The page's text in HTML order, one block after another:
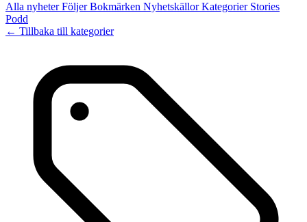
Alla nyheterFöljerBokmärken NyhetskällorKategorier Stories
Podd
← Tillbaka till kategorier